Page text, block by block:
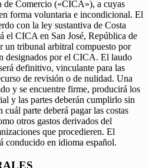
de Comercio («CICA»), a cuyas
forma voluntaria e incondicional. El
con la ley sustantiva de Costa
el CICA en San José, República de
un tribunal arbitral compuesto por
designados por el CICA. El laudo
definitivo, vinculante para las
de revisión o de nulidad. Una
y se encuentre firme, producirá los
y las partes deberán cumplirlo sin
parte deberá pagar las costas
otros gastos derivados del
que procedieren. El
conducido en idioma español.